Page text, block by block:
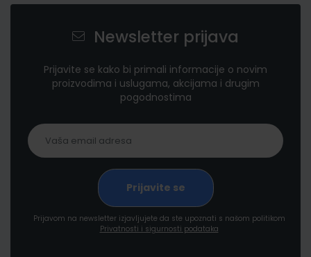
Newsletter prijava
Prijavite se kako bi primali informacije o novim
proizvodima i uslugama, akcijama i drugim
pogodnostima
Prijavom na newsletter izjavljujete da ste upoznati s našom politikom
Privatnosti i sigurnosti podataka